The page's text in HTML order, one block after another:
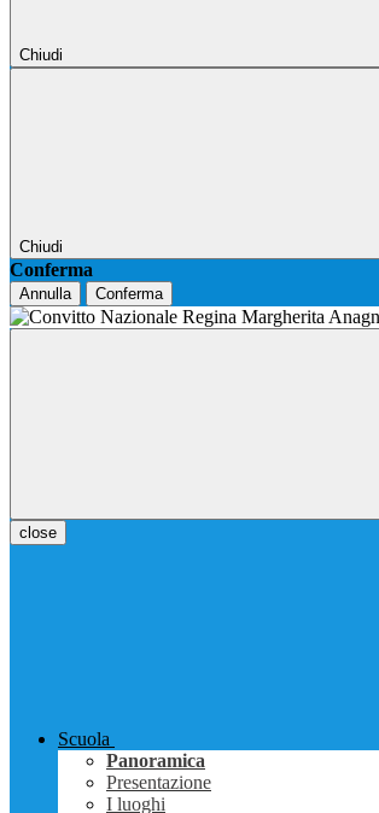
Chiudi
Chiudi
Conferma
Annulla Conferma
close
Scuola
Panoramica
Presentazione
I luoghi